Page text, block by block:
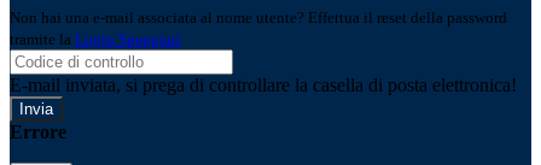
Non hai una e-mail associata al nome utente? Effettua il reset della password
tramite la Login Spaggiari
E-mail inviata, si prega di controllare la casella di posta elettronica!
Errore